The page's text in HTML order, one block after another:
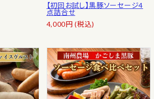
【初回お試し】黒豚ソーセージ4
点詰合せ
4,000円(税込)